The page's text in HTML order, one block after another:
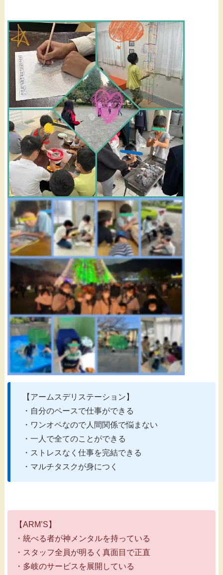
【アームスデリステーション】
・自分のペースで仕事ができる
・ワンオペなので人間関係で悩まない
・一人で全てのことができる
・ストレスなく仕事を完結できる
・マルチタスクが身につく
【ARM’S】
・統べる者が神メンタルを持っている
・スタッフ全員が明るく真面目で正直
・多岐のサービスを展開している